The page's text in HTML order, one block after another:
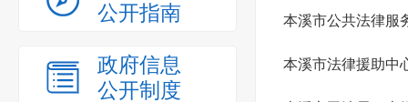
公开指南
政府信息
公开制度
本溪市公共法律服
本溪市法律援助中